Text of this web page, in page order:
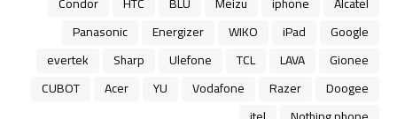
Google
iPad
WIKO
Energizer
Panasonic
Gionee
LAVA
TCL
Ulefone
Sharp
evertek
Doogee
Razer
Vodafone
YU
Acer
CUBOT